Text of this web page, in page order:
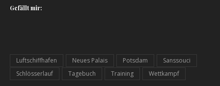
Gefällt mir:
Luftschiffhafen Neues Palais Potsdam
Sanssouci
Schlösserlauf
Tagebuch Training Wettkampf